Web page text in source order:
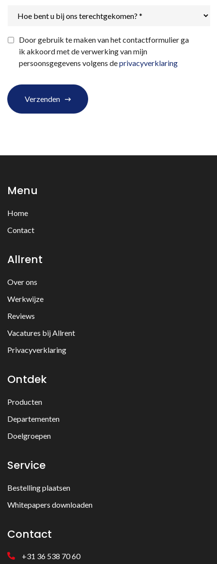
bent
bij
ons
terechtgekomen?
Privacyverklaring *
Door gebruik te maken van het contactformulier ga
ik akkoord met de verwerking van mijn
persoonsgegevens volgens deprivacyverklaring
Verzenden
Menu
Home
Contact
Allrent
Over ons
Werkwijze
Reviews
Vacatures bij Allrent
Privacyverklaring
Ontdek
Producten
Departementen
Doelgroepen
Service
Bestelling plaatsen
Whitepapers downloaden
Contact
+31 36 538 70 60